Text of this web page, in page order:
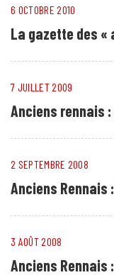
6 OCTOBRE 2010
La gazette des «
7 JUILLET 2009
Anciens rennais
2 SEPTEMBRE 2008
Anciens
3 AOÛT 2008
Anciens